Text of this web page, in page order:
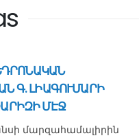
Գ. ԼԻԱԳՈՒՄԱՐԻ
ՄԷՋ
մարզահամալիրին